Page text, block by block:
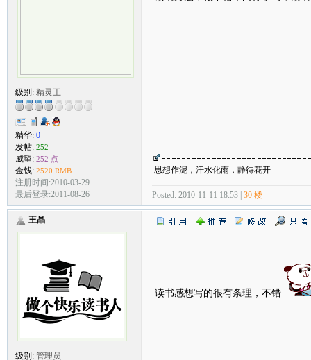
级别: 精灵王
精华: 0
发帖: 252
威望: 252 点
金钱: 2520 RMB
注册时间:2010-03-29
最后登录:2011-08-26
思想作泥，汗水化雨，静待花开
Posted: 2010-11-11 18:53 | 30 楼
王晶
级别: 管理员
读书感想写的很有条理，不错